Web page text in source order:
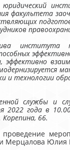
факультета
эффективно
и технологии
службы и
2022 года в
Корепина, 66.
Мерцалова Юлия